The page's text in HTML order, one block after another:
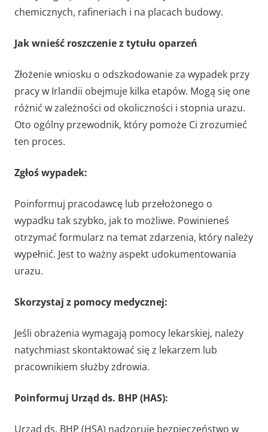
chemicznych, rafineriach i na placach budowy.
Jak wnieść roszczenie z tytułu oparzeń
Złożenie wniosku o odszkodowanie za wypadek przy
pracy w Irlandii obejmuje kilka etapów. Mogą się one
różnić w zależności od okoliczności i stopnia urazu.
Oto ogólny przewodnik, który pomoże Ci zrozumieć
ten proces.
Zgłoś wypadek:
Poinformuj pracodawcę lub przełożonego o
wypadku tak szybko, jak to możliwe. Powinieneś
otrzymać formularz na temat zdarzenia, który należy
wypełnić. Jest to ważny aspekt udokumentowania
urazu.
Skorzystaj z pomocy medycznej:
Jeśli obrażenia wymagają pomocy lekarskiej, należy
natychmiast skontaktować się z lekarzem lub
pracownikiem służby zdrowia.
Poinformuj Urząd ds. BHP (HAS):
Urząd ds. BHP (HSA) nadzoruje bezpieczeństwo w